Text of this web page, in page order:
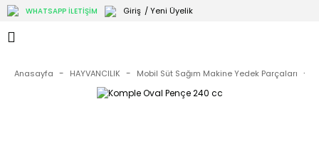
WHATSAPP İLETİŞİM Giriş / Yeni Üyelik
Anasayfa HAYVANCILIK Mobil Süt Sağım Makine Yedek Parçaları